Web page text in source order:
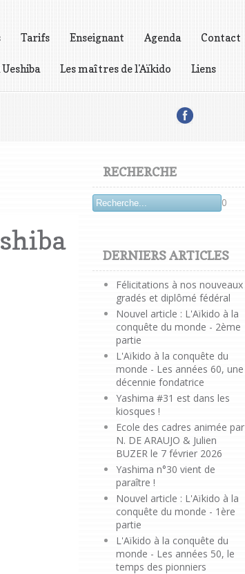
Tarifs Enseignant Agenda Contact
Les maîtres de l'Aïkido Liens
RECHERCHE
0
DERNIERS ARTICLES
Félicitations à nos nouveaux
gradés et diplômé fédéral
Nouvel article : L'Aïkido à la
conquête du monde - 2ème
partie
L'Aïkido à la conquête du
monde - Les années 60, une
décennie fondatrice
Yashima #31 est dans les
kiosques !
Ecole des cadres animée par
N. DE ARAUJO & Julien
BUZER le 7 février 2026
Yashima n°30 vient de
paraître !
Nouvel article : L'Aïkido à la
conquête du monde - 1ère
partie
L'Aïkido à la conquête du
monde - Les années 50, le
temps des pionniers